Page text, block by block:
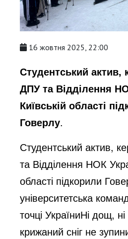
16 жовтня 2025, 22:00
Студентський актив,
ДПУ та Відділення
Київській області
Говерлу.
Студентський актив,
та Відділення НОК
області підкорили
університетська
точці УкраїниНі дощ, ні
крижаний сніг не